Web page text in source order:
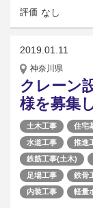
評価 なし
2019.01.11
神奈川県
クレーン
様を募集
土木工事 住宅
水道工事
推進
鉄筋工事(土木)
足場工事
鉄骨
内装工事
軽量